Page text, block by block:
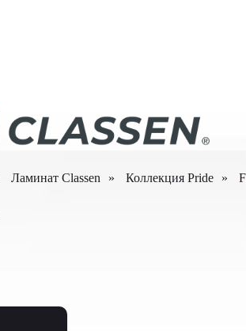
Ламинат Classen » Коллекция Pride »